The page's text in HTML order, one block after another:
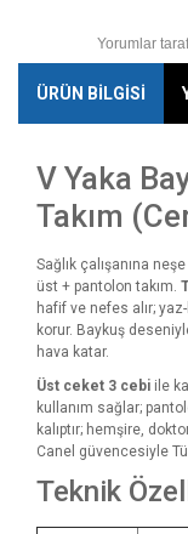
Yorumlar
ÜRÜN BİLGİSİ
V Yaka
Takım
Sağlık çalışanına
üst + pantolon takım.
hafif ve nefes alır;
korur. Baykuş
hava katar.
Üst ceket 3 cebi ile
kullanım sağlar;
kalıptır; hemşire,
Canel güvencesiyle
Teknik